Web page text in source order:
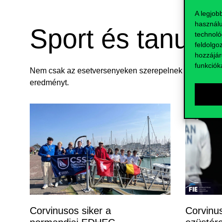
A
amelyek
Sport és
Nem csak az esetversenyeken szerepelnek
eredményt.
Corvinusos siker a